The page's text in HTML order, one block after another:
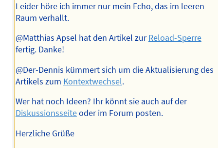
Leider höre ich immer nur mein Echo, das im leeren
Raum verhallt.
@Matthias Apsel hat den Artikel zurReload-Sperre
fertig. Danke!
@Der-Dennis kümmert sich um die Aktualisierung des
Artikels zum Kontextwechsel.
Wer hat noch Ideen? Ihr könnt sie auch auf der
Diskussionsseiteoder im Forum posten.
Herzliche Grüße